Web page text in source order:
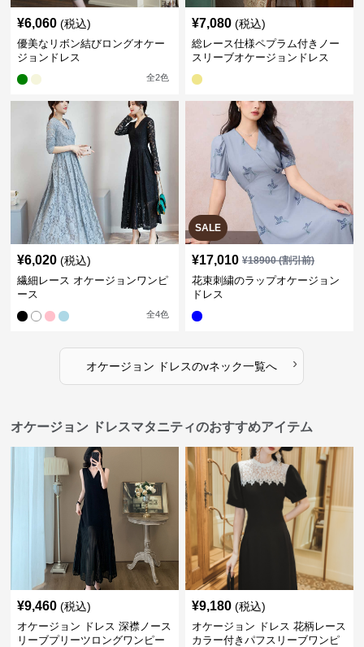
¥6,060 (税込)
優美なリボン結びロングオケー
ジョンドレス
全2色
¥7,080 (税込)
総レース仕様ペプラム付きノー
スリーブオケージョンドレス
¥6,020 (税込)
繊細レース オケージョンワンピ
ース
全4色
SALE
¥17,010 ¥18900(割引前)
花束刺繍のラップオケージョン
ドレス
オケージョン ドレスのvネック一覧へ ›
オケージョン ドレスマタニティのおすすめアイテム
¥9,460 (税込)
オケージョン ドレス 深襟ノース
リーブプリーツロングワンピー
¥9,180 (税込)
オケージョン ドレス 花柄レース
カラー付きパフスリーブワンピ